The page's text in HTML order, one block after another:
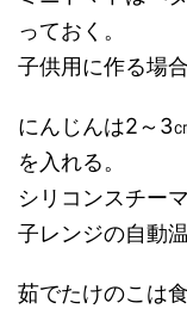
っておく。
子供用に作る場
にんじんは2～3
を入れる。
シリコンスチー
子レンジの自動
茹でたけのこは